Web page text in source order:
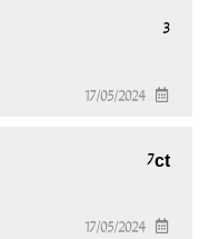
3
17/05/2024
7ct
17/05/2024